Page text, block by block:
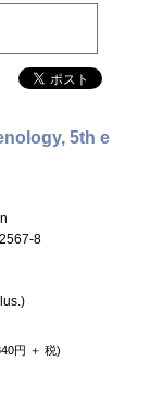
5th e
8
円 ＋ 税)